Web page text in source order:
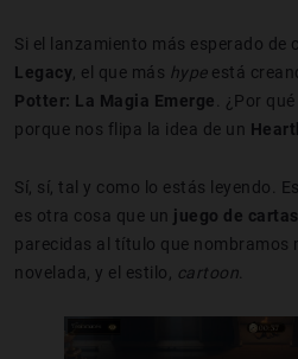
Si el lanzamiento más esperado de
Legacy , el que más hype está
Potter: La Magia Emerge . ¿Por
porque nos flipa la idea de un
Sí, sí, tal y como lo estás leyendo.
es otra cosa que un juego de cartas
parecidas al título que nombramos
novelada, y el estilo,
cartoon